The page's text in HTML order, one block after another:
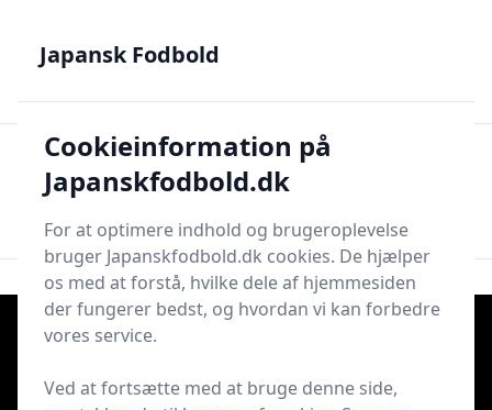
japanske talenter
Japansk Fodbold
Søg nu
Japansk Fodbold
Cookieinformation på
Japanskfodbold.dk
For at optimere indhold og brugeroplevelse
bruger Japanskfodbold.dk cookies. De hjælper
os med at forstå, hvilke dele af hjemmesiden
der fungerer bedst, og hvordan vi kan forbedre
vores service.
Ved at fortsætte med at bruge denne side,